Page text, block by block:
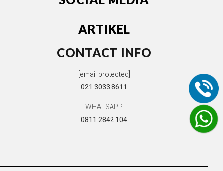
ARTIKEL
CONTACT INFO
[email protected]
021 3033 8611
WHATSAPP
0811 2842 104